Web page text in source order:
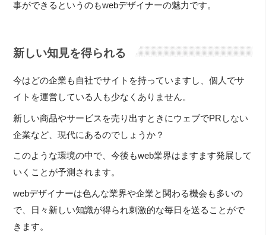
事ができるというのもwebデザイナーの魅力です。
新しい知見を得られる
今はどの企業も自社でサイトを持っていますし、個人でサ
イトを運営している人も少なくありません。
新しい商品やサービスを売り出すときにウェブでPRしない
企業など、現代にあるのでしょうか？
このような環境の中で、今後もweb業界はますます発展して
いくことが予測されます。
webデザイナーは色んな業界や企業と関わる機会も多いの
で、日々新しい知識が得られ刺激的な毎日を送ることがで
きます。